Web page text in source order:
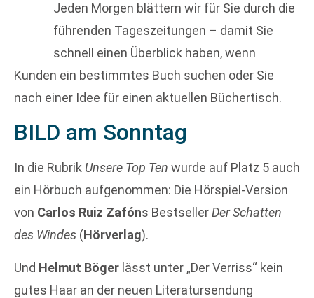
Jeden Morgen blättern wir für Sie durch die
führenden Tageszeitungen – damit Sie
schnell einen Überblick haben, wenn
Kunden ein bestimmtes Buch suchen oder Sie
nach einer Idee für einen aktuellen Büchertisch.
BILD am Sonntag
In die Rubrik Unsere Top Ten wurde auf Platz 5 auch
ein Hörbuch aufgenommen: Die Hörspiel-Version
von Carlos Ruiz Zafóns BestsellerDer Schatten
des Windes (Hörverlag).
Und Helmut Böger lässt unter „Der Verriss“ kein
gutes Haar an der neuen Literatursendung